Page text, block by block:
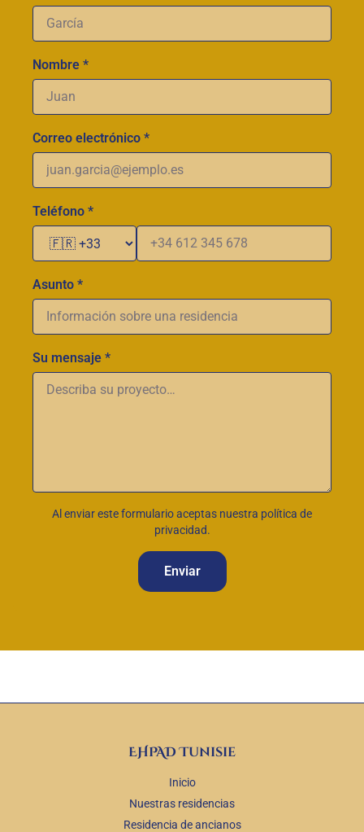
Nombre *
Correo electrónico *
Teléfono *
Asunto *
Su mensaje *
Al enviar este formulario aceptas nuestra política de
privacidad.
Enviar
EHPAD Tunisie
Inicio
Nuestras residencias
Residencia de ancianos